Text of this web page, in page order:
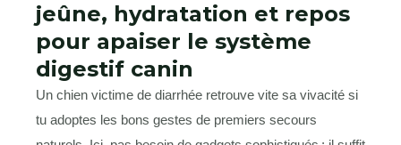
jeûne, hydratation et repos
pour apaiser le système
digestif canin
Un chien victime de diarrhée retrouve vite sa vivacité si
tu adoptes les bons gestes de premiers secours